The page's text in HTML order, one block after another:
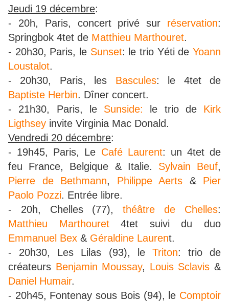
Jeudi 19 décembre:
- 20h, Paris, concert privé sur réservation:
Springbok 4tet de Matthieu Marthouret.
- 20h30, Paris, le Sunset: le trio Yéti deYoann
Loustalot.
- 20h30, Paris, les Bascules: le 4tet de
Baptiste Herbin. Dîner concert.
- 21h30, Paris, le Sunside: le trio de Kirk
Ligthsey invite Virginia Mac Donald.
Vendredi 20 décembre:
- 19h45, Paris, Le Café Laurent: un 4tet de
feu France, Belgique & Italie. Sylvain Beuf,
Pierre de Bethmann, Philippe Aerts & Pier
Paolo Pozzi. Entrée libre.
- 20h, Chelles (77),théâtre de Chelles:
Matthieu Marthouret4tet suivi du duo
Emmanuel Bex & Géraldine Laurent.
- 20h30, Les Lilas (93), le Triton: trio de
créateurs Benjamin Moussay, Louis Sclavis &
Daniel Humair.
- 20h45, Fontenay sous Bois (94), le Comptoir